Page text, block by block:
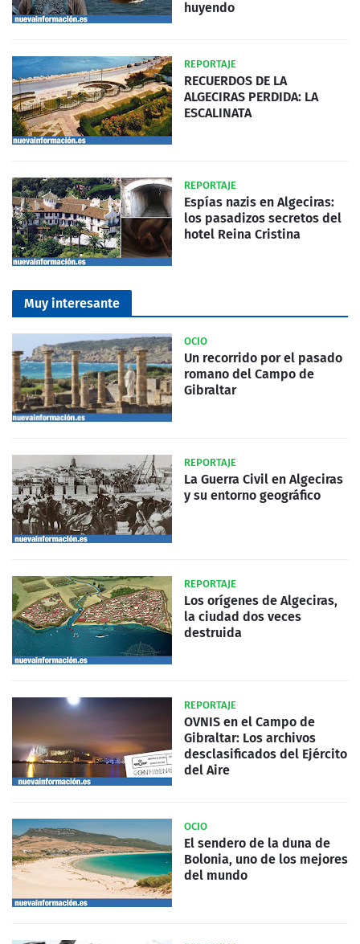
huyendo
REPORTAJE
RECUERDOS DE LA
ALGECIRAS PERDIDA: LA
ESCALINATA
REPORTAJE
Espías nazis en Algeciras:
los pasadizos secretos del
hotel Reina Cristina
Muy interesante
OCIO
Un recorrido por el pasado
romano del Campo de
Gibraltar
REPORTAJE
La Guerra Civil en Algeciras
y su entorno geográfico
REPORTAJE
Los orígenes de Algeciras,
la ciudad dos veces
destruida
REPORTAJE
OVNIS en el Campo de
Gibraltar: Los archivos
desclasificados del Ejército
del Aire
OCIO
El sendero de la duna de
Bolonia, uno de los mejores
del mundo